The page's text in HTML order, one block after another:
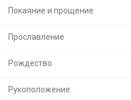
Покаяние и прощение
Прославление
Рождество
Рукоположение